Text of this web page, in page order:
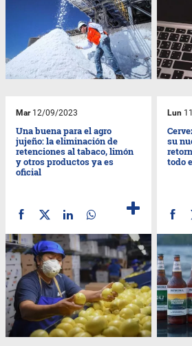
Mar12/09/2023
Una buena para el agro
jujeño: la eliminación de
retenciones al tabaco, limón
y otros productos ya es
oficial
Lun
su
todo